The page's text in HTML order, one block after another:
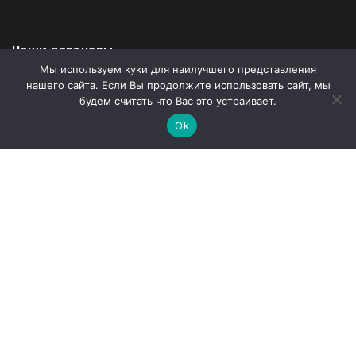
Наши партнеры
Администрация города Абаза
Мы используем куки для наилучшего представления
нашего сайта. Если Вы продолжите использовать сайт, мы
будем считать что Вас это устраивает.
Ok